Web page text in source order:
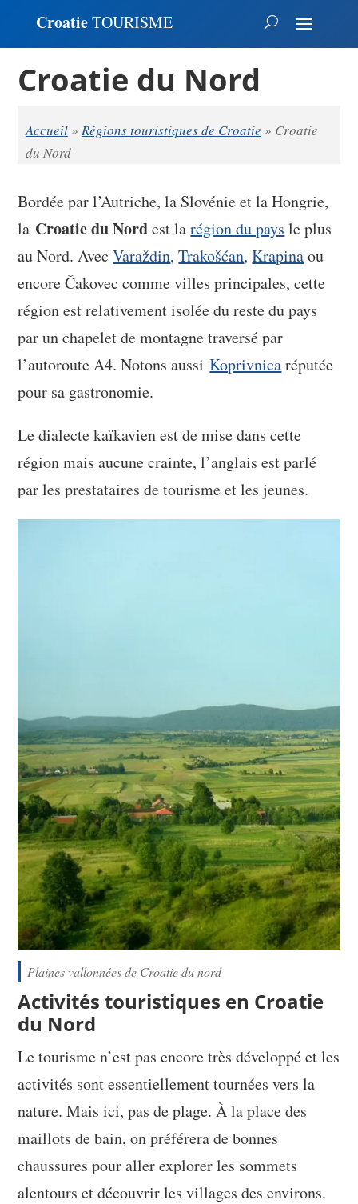
CroatieTOURISME
Croatie du Nord
Accueil» Régions touristiques de Croatie » Croatie
du Nord
Bordée par l’Autriche, la Slovénie et la Hongrie,
la Croatie du Nordest larégion du pays le plus
au Nord. AvecVaraždin,Trakošćan,Krapinaou
encore Čakovec comme villes principales, cette
région est relativement isolée du reste du pays
par un chapelet de montagne traversé par
l’autoroute A4. Notons aussiKoprivnicaréputée
pour sa gastronomie.
Le dialecte kaïkavien est de mise dans cette
région mais aucune crainte, l’anglais est parlé
par les prestataires de tourisme et les jeunes.
Plaines vallonnées de Croatie du nord
Activités touristiques en Croatie
du Nord
Le tourisme n’est pas encore très développé et les
activités sont essentiellement tournées vers la
nature. Mais ici, pas de plage. À la place des
maillots de bain, on préférera de bonnes
chaussures pour aller explorer les sommets
alentours et découvrir les villages des environs.